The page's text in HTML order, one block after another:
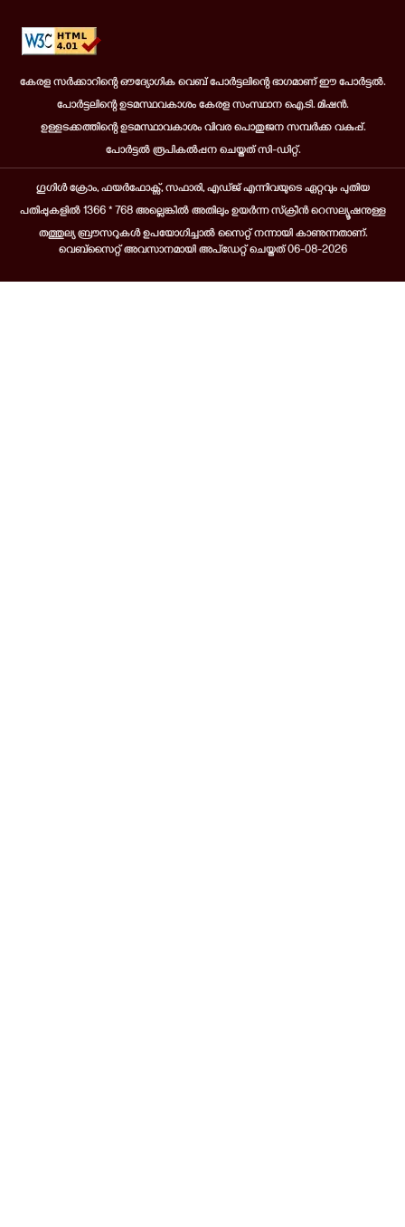
കേരള സർക്കാറിന്റെ ഔദ്യോഗിക വെബ് പോർട്ടലിന്റെ ഭാഗമാണ് ഈ പോർട്ടൽ.
പോർട്ടലിന്റെ ഉടമസ്ഥവകാശം കേരള സംസ്ഥാന ഐ.ടി. മിഷൻ.
ഉള്ളടക്കത്തിന്റെ ഉടമസ്ഥാവകാശം വിവര പൊതുജന സമ്പർക്ക വകുപ്പ്.
പോർട്ടൽ രൂപികൽപ്പന ചെയ്തത് സി-ഡിറ്റ്.
ഗൂഗിൾ ക്രോം, ഫയർഫോക്സ്, സഫാരി, എഡ്ജ് എന്നിവയുടെ ഏറ്റവും പുതിയ
പതിപ്പുകളിൽ 1366 * 768 അല്ലെങ്കിൽ അതിലും ഉയർന്ന സ്‌ക്രീൻ റെസല്യൂഷനുള്ള
തത്തുല്യ ബ്രൗസറുകൾ ഉപയോഗിച്ചാൽ സൈറ്റ് നന്നായി കാണുന്നതാണ്.
വെബ്സൈറ്റ് അവസാനമായി അപ്ഡേറ്റ് ചെയ്തത് 06-08-2026